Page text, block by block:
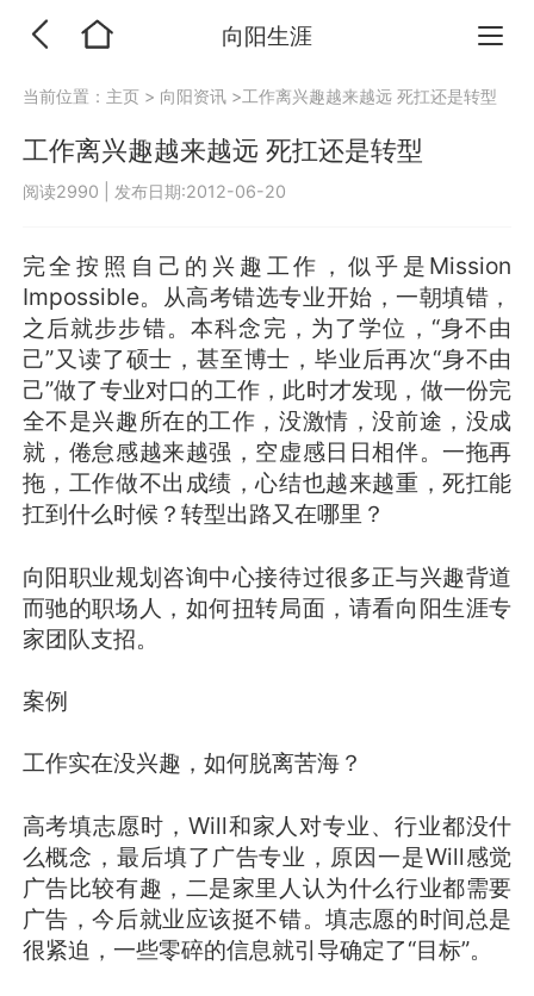
向阳生涯
当前位置： 主页 > 向阳资讯 >工作离兴趣越来越远 死扛还是转型
工作离兴趣越来越远 死扛还是转型
阅读2990 发布日期:2012-06-20
完全按照自己的兴趣工作，似乎是Mission
Impossible。从高考错选专业开始，一朝填错，
之后就步步错。本科念完，为了学位，“身不由
己”又读了硕士，甚至博士，毕业后再次“身不由
己”做了专业对口的工作，此时才发现，做一份完
全不是兴趣所在的工作，没激情，没前途，没成
就，倦怠感越来越强，空虚感日日相伴。一拖再
拖，工作做不出成绩，心结也越来越重，死扛能
扛到什么时候？转型出路又在哪里？
向阳职业规划咨询中心接待过很多正与兴趣背道
而驰的职场人，如何扭转局面，请看向阳生涯专
家团队支招。
案例
工作实在没兴趣，如何脱离苦海？
高考填志愿时，Will和家人对专业、行业都没什
么概念，最后填了广告专业，原因一是Will感觉
广告比较有趣，二是家里人认为什么行业都需要
广告，今后就业应该挺不错。填志愿的时间总是
很紧迫，一些零碎的信息就引导确定了“目标”。